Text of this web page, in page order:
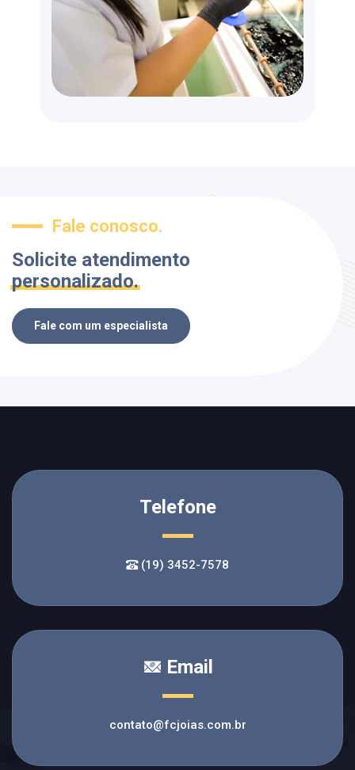
Fale conosco.
Solicite atendimento
personalizado.
Fale com um especialista
Telefone
(19) 3452-7578
Email
contato@fcjoias.com.br